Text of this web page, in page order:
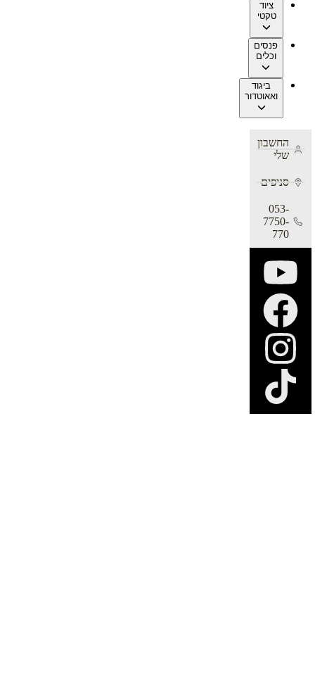
ציוד
טקטי
פנסים
וכלים
ביגוד
ואאוטדור
החשבון
שלי
סניפים
053-
7750-
770